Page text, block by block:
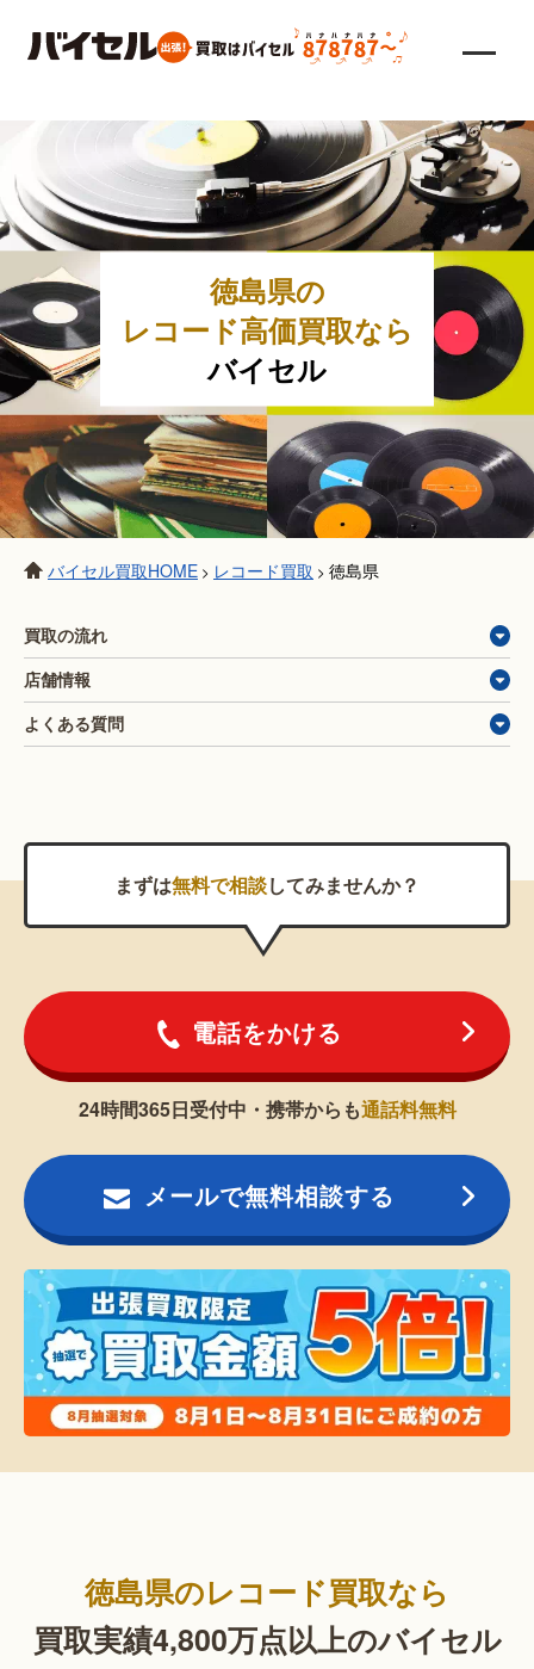
徳島県の
レコード高価買取なら
バイセル
バイセル買取HOME > レコード買取 > 徳島県
買取の流れ
店舗情報
よくある質問
まずは無料で相談してみませんか？
電話をかける
24時間365日受付中・携帯からも通話料無料
メールで無料相談する
徳島県のレコード買取なら
買取実績4,800万点以上のバイセル